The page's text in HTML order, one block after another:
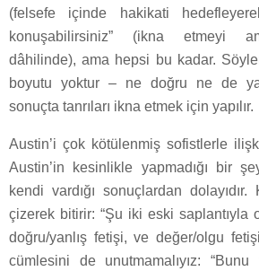
(felsefe içinde hakikati
konuşabilirsiniz” (ikna etmeyi
dâhilinde), ama hepsi bu kadar.
boyutu yoktur – ne doğru ne de
sonuçta tanrıları ikna etmek için yapılır.
Austin’i çok kötülenmiş sofistlerle
Austin’in kesinlikle yapmadığı bir
kendi vardığı sonuçlardan dolayıdır.
çizerek bitirir: “Şu iki eski saplantıyla
doğru/yanlış fetişi, ve değer/olgu
cümlesini de unutmamalıyız: